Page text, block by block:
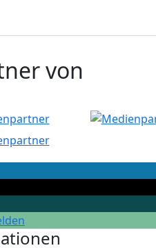
von